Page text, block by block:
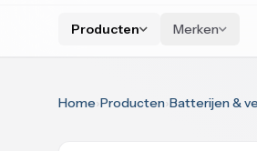
Producten Merken
Home›Producten›Batterijen &